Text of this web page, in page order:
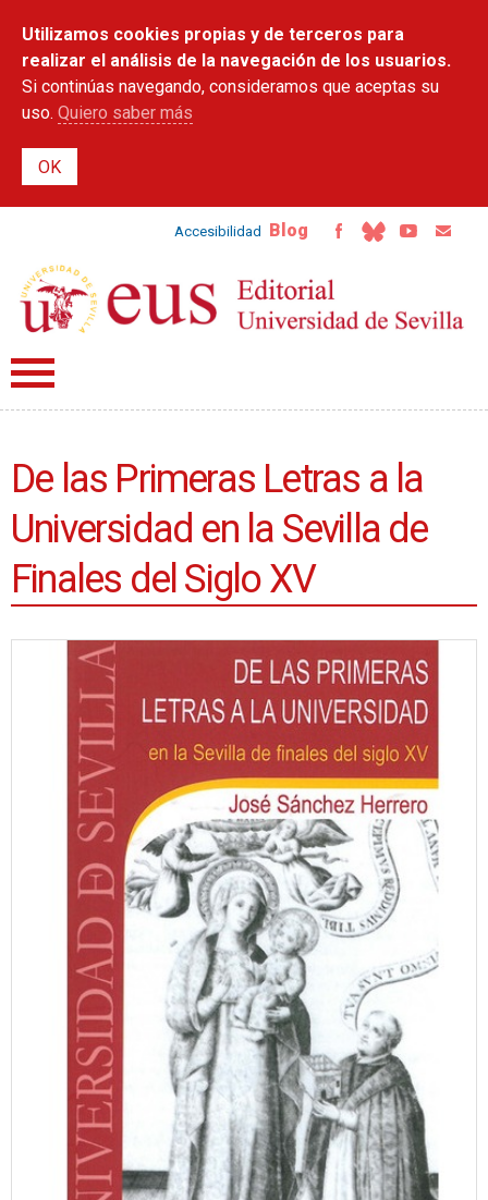
contenido
principal
Utilizamos cookies propias y de terceros para
realizar el análisis de la navegación de los usuarios.
Si continúas navegando, consideramos que aceptas su
uso. Quiero saber más
Accesibilidad Blog
De las Primeras Letras a la
Universidad en la Sevilla de
Finales del Siglo XV